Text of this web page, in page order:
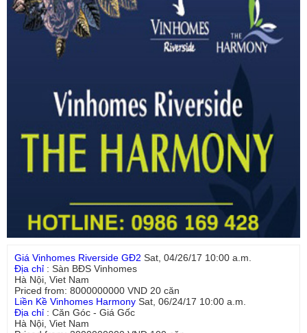
Giá Vinhomes Riverside GĐ2 Sat, 04/26/17 10:00 a.m.
Địa chỉ : Sàn BĐS Vinhomes
Hà Nội Viet Nam
Priced from: 8000000000 VND 20 căn
Liền Kề Vinhomes Harmony Sat, 06/24/17 10:00 a.m.
Địa chỉ : Căn Góc - Giá Gốc
Hà Nội Viet Nam